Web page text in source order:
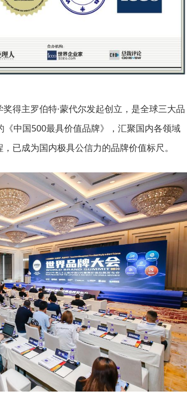
得主罗伯特·蒙代尔发起创立，是全球三大品
中国500最具价值品牌》，汇聚国内各领域
已成为国内极具公信力的品牌价值标尺。